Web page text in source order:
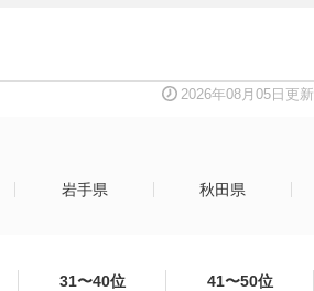
2026年08月05日更新
岩手県
秋田県
31〜40位 41〜50位